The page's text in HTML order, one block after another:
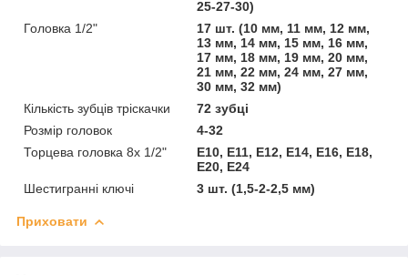
25-27-30)
Головка 1/2"
17 шт. (10 мм, 11 мм, 12 мм,
13 мм, 14 мм, 15 мм, 16 мм,
17 мм, 18 мм, 19 мм, 20 мм,
21 мм, 22 мм, 24 мм, 27 мм,
30 мм, 32 мм)
Кількість зубців тріскачки
72 зубці
Розмір головок
4-32
Торцева головка 8x 1/2"
E10, E11, E12, E14, E16, E18,
E20, E24
Шестигранні ключі
3 шт. (1,5-2-2,5 мм)
Приховати